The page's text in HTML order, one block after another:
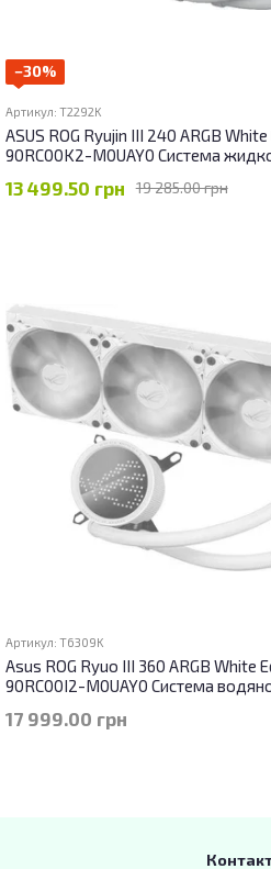
−30%
Артикул: T2292K
ASUS ROG Ryujin III 240 ARGB
90RC00K2-M0UAY0 Система
19 285.00 грн
13 499.50 грн
Артикул: T6309K
Asus ROG Ryuo III 360 ARGB White
90RC00I2-M0UAY0 Система
17 999.00 грн